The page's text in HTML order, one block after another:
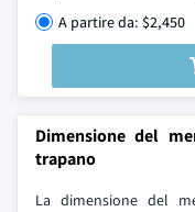
A partire da: $2,450
Dimensione del
trapano
La dimensione del